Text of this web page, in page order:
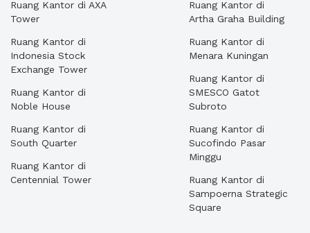
Ruang Kantor di AXA
Tower
Ruang Kantor di
Indonesia Stock
Exchange Tower
Ruang Kantor di
Noble House
Ruang Kantor di
South Quarter
Ruang Kantor di
Centennial Tower
Ruang Kantor di
Artha Graha Building
Ruang Kantor di
Menara Kuningan
Ruang Kantor di
SMESCO Gatot
Subroto
Ruang Kantor di
Sucofindo Pasar
Minggu
Ruang Kantor di
Sampoerna Strategic
Square